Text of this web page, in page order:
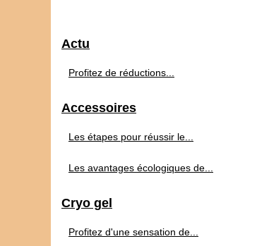
Actu
Profitez de réductions...
Accessoires
Les étapes pour réussir le...
Les avantages écologiques de...
Cryo gel
Profitez d'une sensation de...